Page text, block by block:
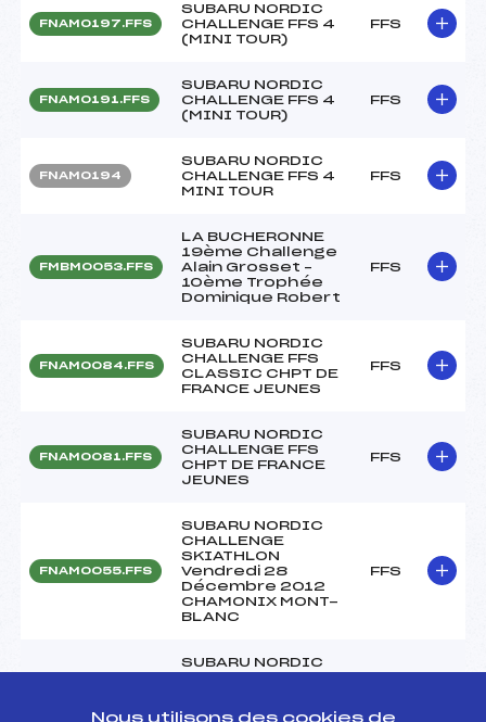
FNAM0197.FFS
SUBARU NORDIC
CHALLENGE FFS 4
(MINI TOUR)
FFS
FNAM0191.FFS
SUBARU NORDIC
CHALLENGE FFS 4
(MINI TOUR)
FFS
FNAM0194
SUBARU NORDIC
CHALLENGE FFS 4
MINI TOUR
FFS
FMBM0053.FFS
LA BUCHERONNE
19ème Challenge
Alain Grosset –
10ème Trophée
Dominique Robert
FFS
FNAM0084.FFS
SUBARU NORDIC
CHALLENGE FFS
CLASSIC CHPT DE
FRANCE JEUNES
FFS
FNAM0081.FFS
SUBARU NORDIC
CHALLENGE FFS
CHPT DE FRANCE
JEUNES
FFS
FNAM0055.FFS
SUBARU NORDIC
CHALLENGE
SKIATHLON
Vendredi 28
Décembre 2012
CHAMONIX MONT-
BLANC
FFS
SUBARU NORDIC
Nous utilisons des cookies de